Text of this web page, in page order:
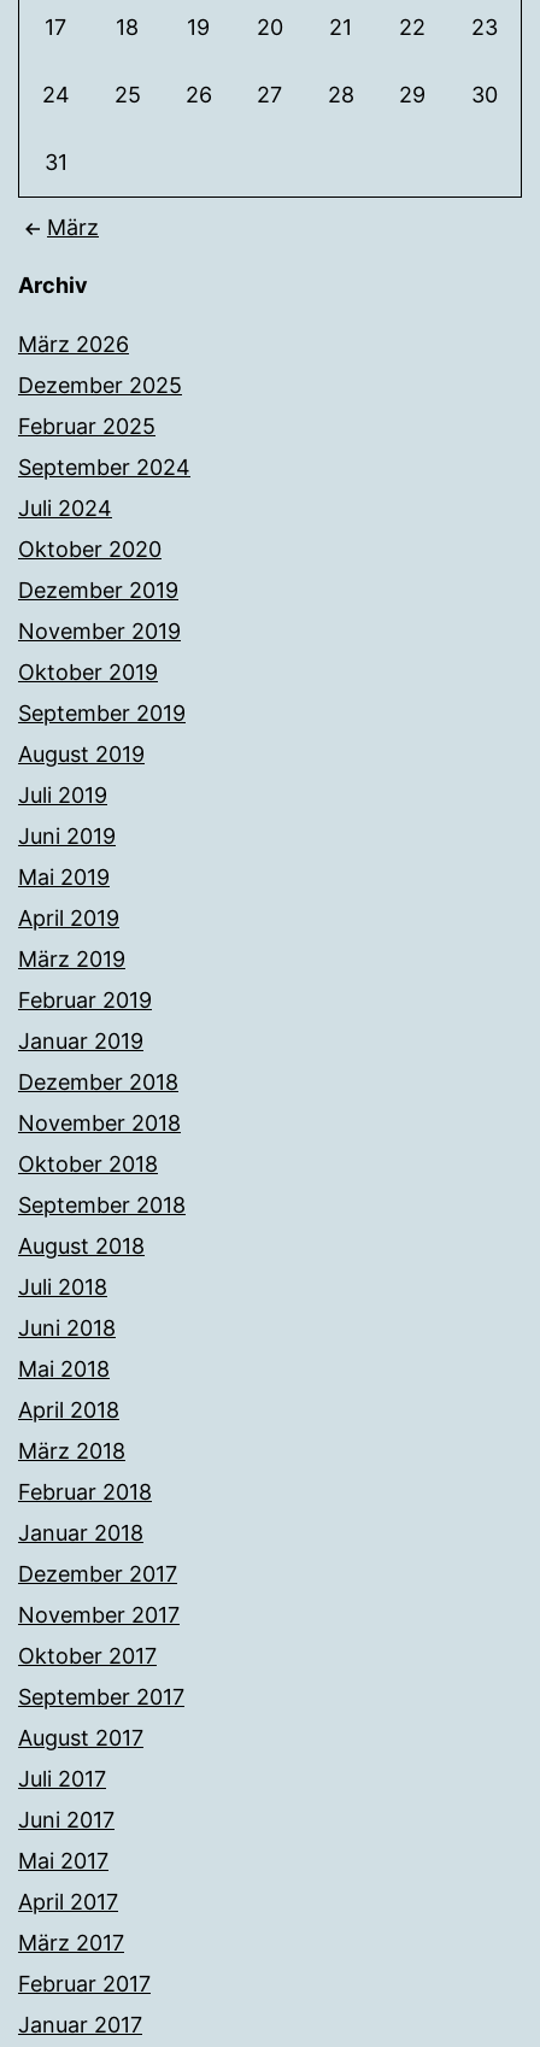
17 18 19 20 21 22 23
24 25 26 27 28 29 30
31
März
Archiv
März 2026
Dezember 2025
Februar 2025
September 2024
Juli 2024
Oktober 2020
Dezember 2019
November 2019
Oktober 2019
September 2019
August 2019
Juli 2019
Juni 2019
Mai 2019
April 2019
März 2019
Februar 2019
Januar 2019
Dezember 2018
November 2018
Oktober 2018
September 2018
August 2018
Juli 2018
Juni 2018
Mai 2018
April 2018
März 2018
Februar 2018
Januar 2018
Dezember 2017
November 2017
Oktober 2017
September 2017
August 2017
Juli 2017
Juni 2017
Mai 2017
April 2017
März 2017
Februar 2017
Januar 2017